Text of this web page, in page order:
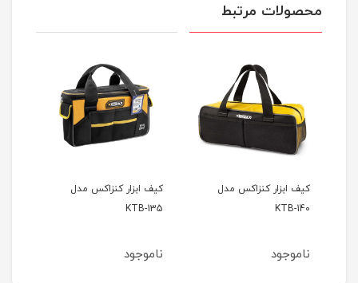
محصولات مرتبط
کیف ابزار کنزاکس مدل
KTB-140
ناموجود
کیف ابزار کنزاکس مدل
KTB-135
ناموجود